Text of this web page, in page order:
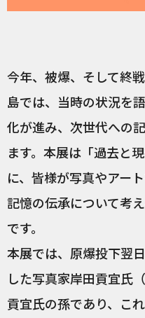
今年、被爆、そして終
島では、当時の状況を
化が進み、次世代への
ます。本展は「過去と
に、皆様が写真やアー
記憶の伝承について考
です。
本展では、原爆投下翌
した写真家岸田貢宜氏
貢宜氏の孫であり、こ